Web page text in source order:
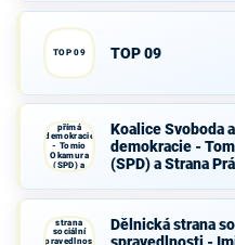
TOP 09 TOP 09
přímá
demokracie
- Tomio
Okamura
(SPD) a
Strana Práv
Koalice Svoboda
demokracie -
(SPD) a Strana
strana
sociální
spravedlnosti
Dělnická strana